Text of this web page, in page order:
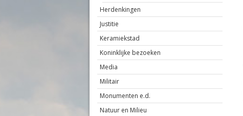
Herdenkingen
Justitie
Keramiekstad
Koninklijke bezoeken
Media
Militair
Monumenten e.d.
Natuur en Milieu